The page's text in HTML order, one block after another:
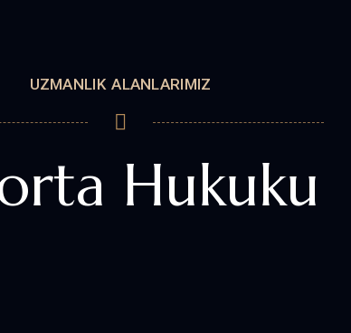
UZMANLIK ALANLARIMIZ
Hukuku